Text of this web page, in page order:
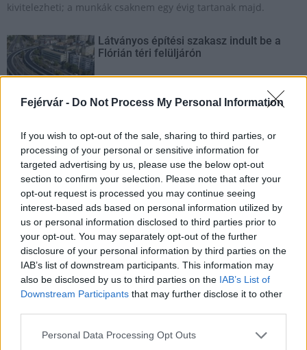
Fejérvár - Do Not Process My Personal Information
If you wish to opt-out of the sale, sharing to third parties, or
processing of your personal or sensitive information for
targeted advertising by us, please use the below opt-out
section to confirm your selection. Please note that after your
opt-out request is processed you may continue seeing
interest-based ads based on personal information utilized by
us or personal information disclosed to third parties prior to
your opt-out. You may separately opt-out of the further
disclosure of your personal information by third parties on the
IAB’s list of downstream participants. This information may
also be disclosed by us to third parties on the IAB’s List of
Downstream Participants that may further disclose it to other
Please note that this website/app uses one or more Google
Personal Data Processing Opt Outs
kivitelezheti; a munkák csaknem egy évig tartanak majd.
Látványos építési szakasz indult be a
Flórián téri felüljárón
árnyékában?
Elkészült a Liszt Ferenc repülőtér
közelében lévő logisztikai bázis út- és
közműhálózatának fejlesztése
Látlelet a hazai víziközművekről?
Egyetlen, fél évszázados vezetéken
múlt Bicske vízellátása